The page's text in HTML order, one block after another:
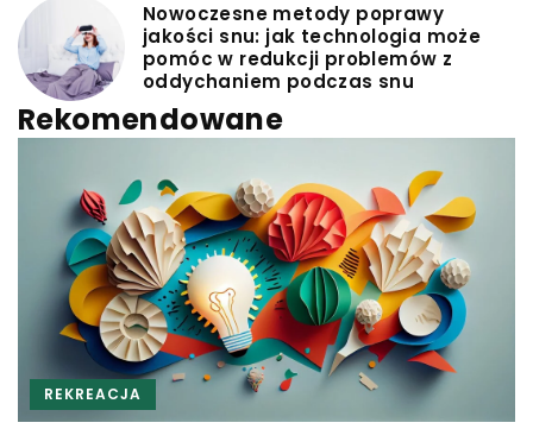
Nowoczesne metody poprawy
jakości snu: jak technologia może
pomóc w redukcji problemów z
oddychaniem podczas snu
Rekomendowane
REKREACJA